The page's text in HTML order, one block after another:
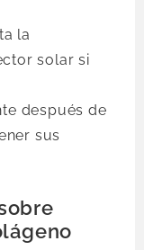
la
solar si
después de
sus